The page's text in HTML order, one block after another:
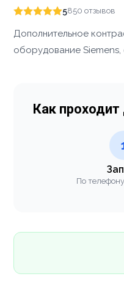
5850 отзывов
Дополнительное
оборудование Siemens,
Как
По